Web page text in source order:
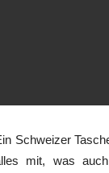
Schweizer
mit, was auch